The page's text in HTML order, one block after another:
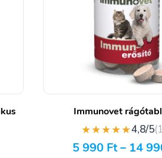
Immunovet
★★★★★4,8/5
5 990 Ft– 14